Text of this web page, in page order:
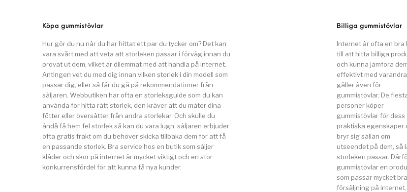
Köpa gummistövlar
Hur gör du nu när du har hittat ett par du tycker om? Det kan
vara svårt med att veta att storleken passar i förväg innan du
provat ut dem, vilket är dilemmat med att handla på internet.
Antingen vet du med dig innan vilken storlek i din modell som
passar dig, eller så får du gå på rekommendationer från
säljaren. Webbutiken har ofta en storleksguide som du kan
använda för hitta rätt storlek, den kräver att du mäter dina
fötter eller översätter från andra storlekar. Och skulle du
ändå få hem fel storlek så kan du vara lugn, säljaren erbjuder
ofta gratis frakt om du behöver skicka tillbaka dem för att få
en passande storlek. Bra service hos en butik som säljer
kläder och skor på internet är mycket viktigt och en stor
konkurrensfördel för att kunna få nya kunder.
Billiga gummistövlar
Internet är ofta en bra
till att hitta billiga
och kunna jämföra
effektivt med
gäller även för
gummistövlar. De
personer köper
gummistövlar för dess
praktiska egenskaper
bryr sig sällan om
utseendet på dem, så
storleken passar.
gummistövlar en
som passar mycket
försäljning på internet,